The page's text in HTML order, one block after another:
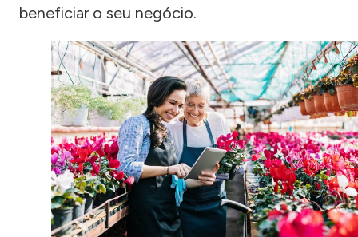
beneficiar o seu negócio.